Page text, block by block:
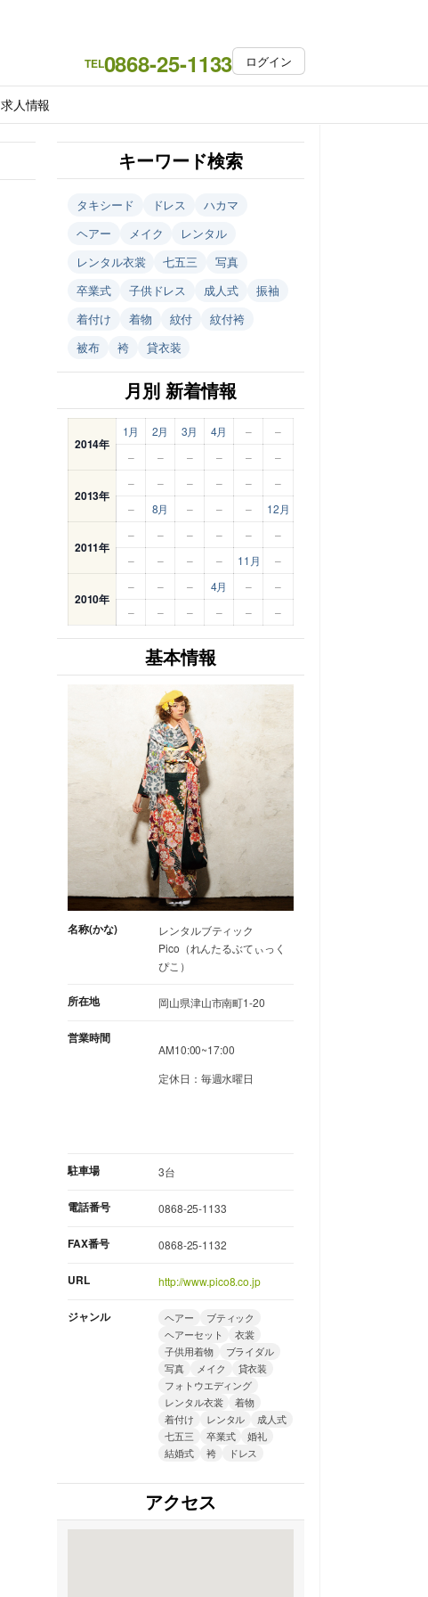
TEL0868-25-1133 ログイン
求人情報
キーワード検索
タキシード ドレス
ハカマ
ヘアー
メイク
レンタル
レンタル衣裳
七五三
写真
卒業式
子供ドレス 成人式
振袖
着付け
着物 紋付
紋付袴
被布
袴 貸衣装
月別 新着情報
2014年
1月 2月 3月 4月 –
–
–
– – – – –
2013年
– – – – –
–
–
8月 – – – 12月
2011年
– – – – –
–
–
– – – 11月 –
2010年
– – – 4月 –
–
–
– – – – –
基本情報
名称(かな)
レンタルブティック
Pico（れんたるぶてぃっく
ぴこ）
所在地 岡山県津山市南町1-20
営業時間
AM10:00~17:00
定休日：毎週水曜日
駐車場 3台
電話番号 0868-25-1133
FAX番号 0868-25-1132
URL http://www.pico8.co.jp
ジャンル ヘアー
ブティック
ヘアーセット
衣裳
子供用着物
ブライダル
写真
メイク
貸衣装
フォトウエディング
レンタル衣裳
着物
着付け
レンタル
成人式
七五三
卒業式
婚礼
結婚式
袴 ドレス
アクセス